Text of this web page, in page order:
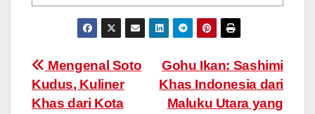
Post
navigation
Gohu Ikan: Sashimi
Khas Indonesia dari
Maluku Utara yang
Mengenal Soto
Kudus, Kuliner
Khas dari Kota